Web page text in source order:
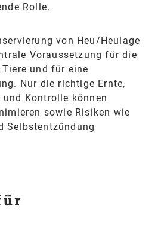
Rolle.
von Heu/Heulage
Voraussetzung für die
und für eine
Nur die richtige Ernte,
Kontrolle können
sowie Risiken wie
Selbstentzündung